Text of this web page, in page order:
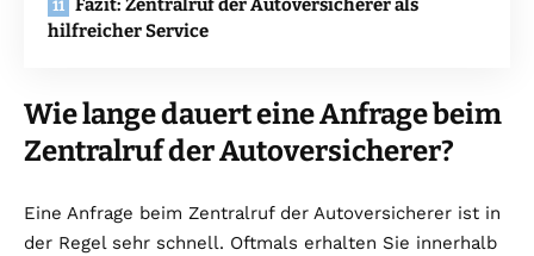
Fazit: Zentralruf der Autoversicherer als
hilfreicher Service
Wie lange dauert eine Anfrage beim
Zentralruf der Autoversicherer?
Eine Anfrage beim Zentralruf der Autoversicherer ist in
der Regel sehr schnell. Oftmals erhalten Sie innerhalb